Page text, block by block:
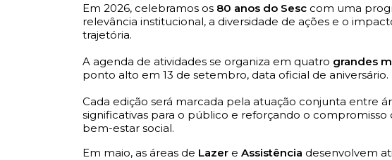
Em 2026, celebramos os 80 anos do Sesc com uma
relevância institucional, a diversidade de ações e o
trajetória.
A agenda de atividades se organiza em quatro grandes
ponto alto em 13 de setembro, data oficial de aniversário.
Cada edição será marcada pela atuação conjunta entre
significativas para o público e reforçando o compromisso
bem-estar social.
Em maio, as áreas de Lazer e Assistência desenvolvem